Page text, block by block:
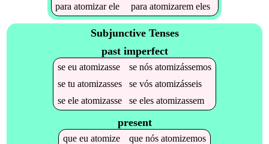
paraatomizarele paraatomizarem eles
Subjunctive Tenses
past imperfect
se eu atomizasse se nós atomizássemos
se tu atomizasses se vós atomizásseis
se ele atomizasse se eles atomizassem
present
que eu atomize que nós atomizemos